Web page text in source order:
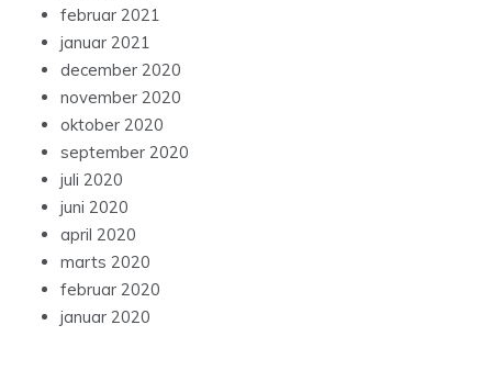
februar 2021
januar 2021
december 2020
november 2020
oktober 2020
september 2020
juli 2020
juni 2020
april 2020
marts 2020
februar 2020
januar 2020